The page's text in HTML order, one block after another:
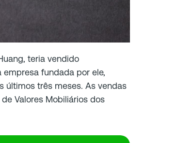
teria vendido
empresa fundada por ele,
últimos três meses. As vendas
Valores Mobiliários dos